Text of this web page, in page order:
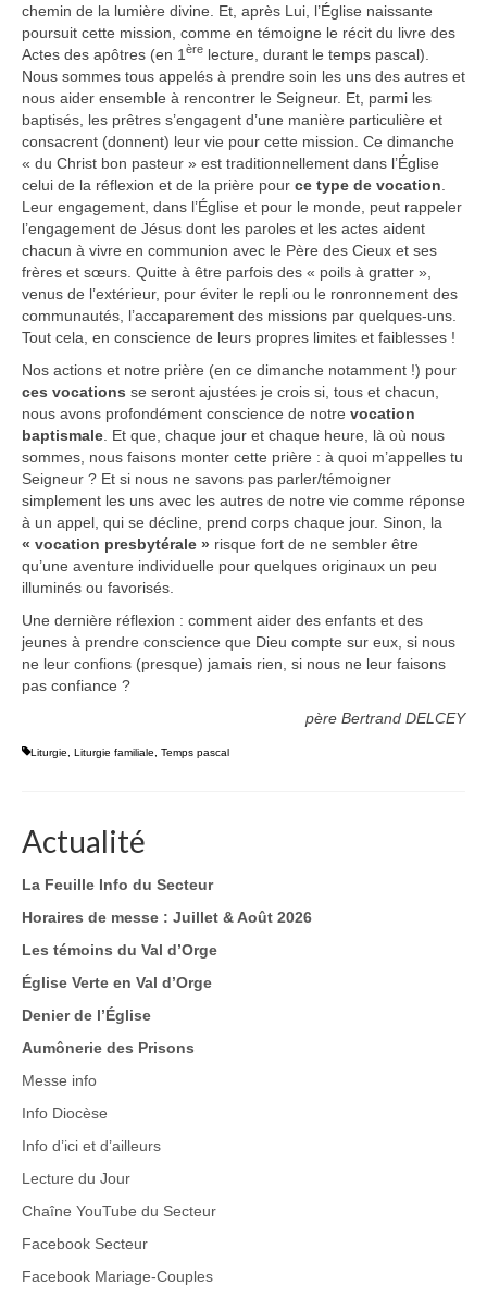
chemin de la lumière divine. Et, après Lui, l’Église naissante
poursuit cette mission, comme en témoigne le récit du livre des
Actes des apôtres (en 1 ère lecture, durant le temps pascal).
Nous sommes tous appelés à prendre soin les uns des autres et
nous aider ensemble à rencontrer le Seigneur. Et, parmi les
baptisés, les prêtres s’engagent d’une manière particulière et
consacrent (donnent) leur vie pour cette mission. Ce dimanche
« du Christ bon pasteur » est traditionnellement dans l’Église
celui de la réflexion et de la prière pour ce type de vocation
Leur engagement, dans l’Église et pour le monde, peut rappeler
l’engagement de Jésus dont les paroles et les actes aident
chacun à vivre en communion avec le Père des Cieux et ses
frères et sœurs. Quitte à être parfois des « poils à gratter »,
venus de l’extérieur, pour éviter le repli ou le ronronnement des
communautés, l’accaparement des missions par quelques-uns.
Tout cela, en conscience de leurs propres limites et faiblesses !
Nos actions et notre prière (en ce dimanche notamment !) pour
ces vocations se seront ajustées je crois si, tous et chacun,
nous avons profondément conscience de notre vocation
baptismale . Et que, chaque jour et chaque heure, là où nous
sommes, nous faisons monter cette prière : à quoi m’appelles tu
Seigneur ? Et si nous ne savons pas parler/témoigner
simplement les uns avec les autres de notre vie comme réponse
à un appel, qui se décline, prend corps chaque jour. Sinon, la
« vocation presbytérale » risque fort de ne sembler être
qu’une aventure individuelle pour quelques originaux un peu
illuminés ou favorisés.
Une dernière réflexion : comment aider des enfants et des
jeunes à prendre conscience que Dieu compte sur eux, si nous
ne leur confions (presque) jamais rien, si nous ne leur faisons
pas confiance ?
père Bertrand DELCEY
Liturgie Liturgie familiale Temps pascal
Actualité
La Feuille Info du Secteur
Horaires de messe : Juillet & Août 2026
Les témoins du Val d’Orge
Église Verte en Val d’Orge
Denier de l’Église
Aumônerie des Prisons
Messe info
Info Diocèse
Info d’ici et d’ailleurs
Lecture du Jour
Chaîne YouTube du Secteur
Facebook Secteur
Facebook Mariage-Couples